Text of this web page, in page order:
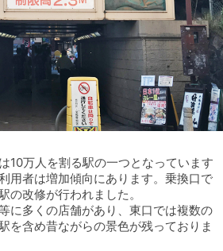
10万人を割る駅の一つとなっています
用者は増加傾向にあります。乗換口で
の改修が行われました。
に多くの店舗があり、東口では複数の
を含め昔ながらの景色が残っておりま